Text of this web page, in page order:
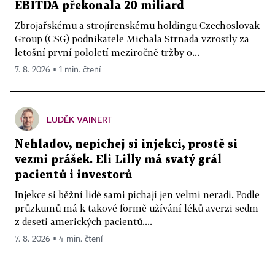
EBITDA překonala 20 miliard
Zbrojařskému a strojírenskému holdingu Czechoslovak
Group (CSG) podnikatele Michala Strnada vzrostly za
letošní první pololetí meziročně tržby o...
7. 8. 2026 ▪ 1 min. čtení
LUDĚK VAINERT
Nehladov, nepíchej si injekci, prostě si
vezmi prášek. Eli Lilly má svatý grál
pacientů i investorů
Injekce si běžní lidé sami píchají jen velmi neradi. Podle
průzkumů má k takové formě užívání léků averzi sedm
z deseti amerických pacientů....
7. 8. 2026 ▪ 4 min. čtení